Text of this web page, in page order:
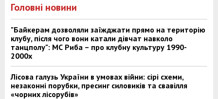
Головні новини
"Байкерам дозволяли заїжджати прямо на територію
клубу, після чого вони катали дівчат навколо
танцполу": МС Риба – про клубну культуру 1990-
2000х
Лісова галузь України в умовах війни: сірі схеми,
незаконні порубки, пресинг силовиків та свавілля
«чорних лісорубів»